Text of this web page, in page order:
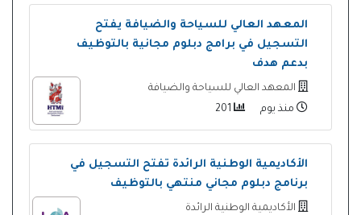
المعهد العالي للسياحة والضيافة يفتح
التسجيل في برامج دبلوم مجانية بالتوظيف
بدعم هدف
المعهد العالي للسياحة والضيافة
منذ يوم
الأكاديمية الوطنية الرائدة تفتح التسجيل في
برنامج دبلوم مجاني منتهي بالتوظيف
الأكاديمية الوطنية الرائدة